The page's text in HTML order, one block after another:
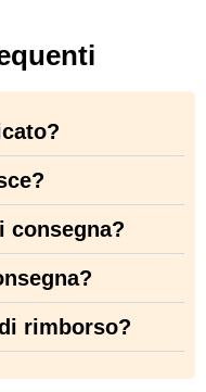
consegna?
rimborso?